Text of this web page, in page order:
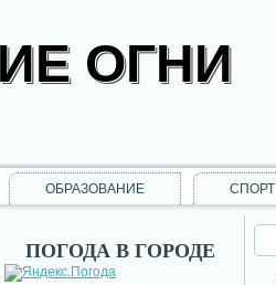
ОГНИ
ОБРАЗОВАНИЕ СПОРТ
ПОГОДА В ГОРОДЕ